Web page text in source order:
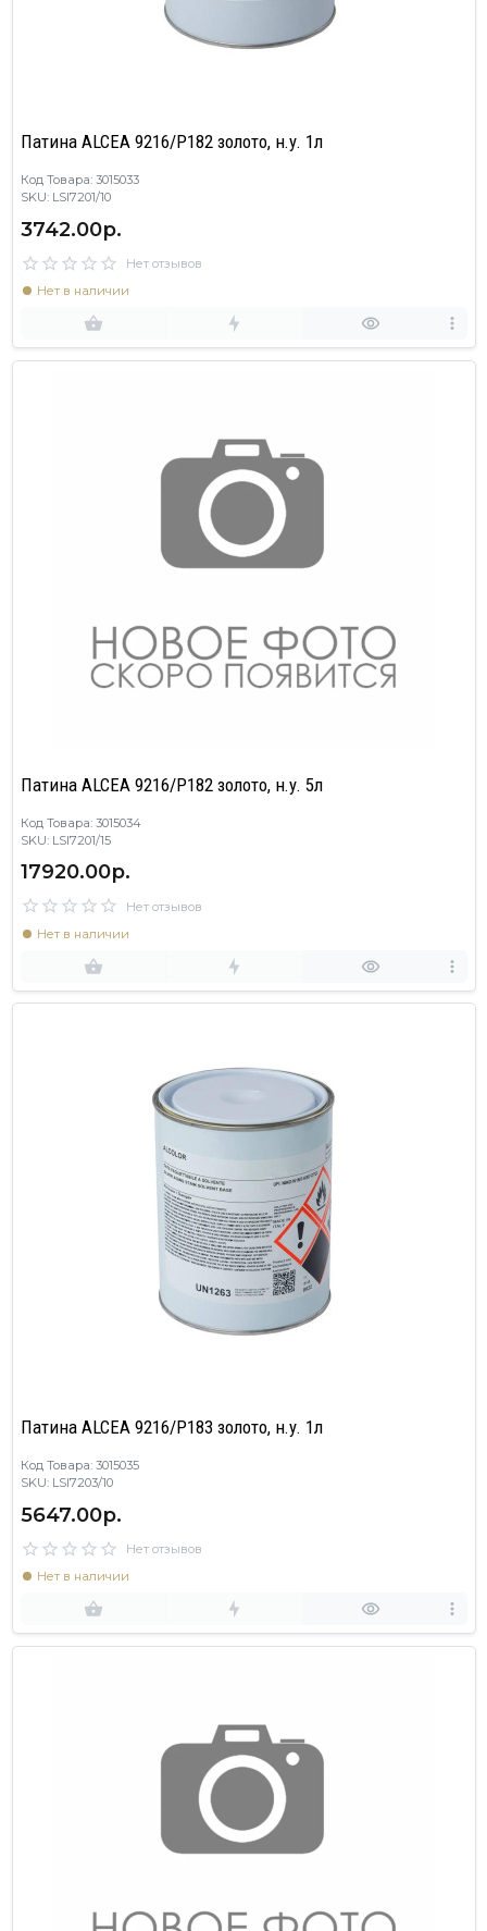
Патина ALCEA 9216/P182 золото, н.у. 1л
Код Товара: 3015033
SKU: LSI7201/10
3742.00р.
Нет отзывов
Нет в наличии
Патина ALCEA 9216/P182 золото, н.у. 5л
Код Товара: 3015034
SKU: LSI7201/15
17920.00р.
Нет отзывов
Нет в наличии
Патина ALCEA 9216/P183 золото, н.у. 1л
Код Товара: 3015035
SKU: LSI7203/10
5647.00р.
Нет отзывов
Нет в наличии